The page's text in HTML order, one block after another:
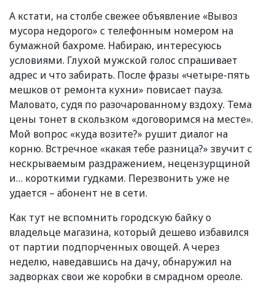
А кстати, на столбе свежее объявление «Вывоз
мусора недорого» с телефонным номером на
бумажной бахроме. Набираю, интересуюсь
условиями. Глухой мужской голос спрашивает
адрес и что забирать. После фразы «четыре-пять
мешков от ремонта кухни» повисает пауза.
Маловато, судя по разочарованному вздоху. Тема
цены тонет в скользком «договоримся на месте».
Мой вопрос «куда возите?» рушит диалог на
корню. Встречное «какая тебе разница?» звучит с
нескрываемым раздражением, нецензурщиной
и… короткими гудками. Перезвонить уже не
удается – абонент не в сети.
Как тут не вспомнить городскую байку о
владельце магазина, который дешево избавился
от партии подпорченных овощей. А через
неделю, наведавшись на дачу, обнаружил на
задворках свои же коробки в смрадном ореоле.